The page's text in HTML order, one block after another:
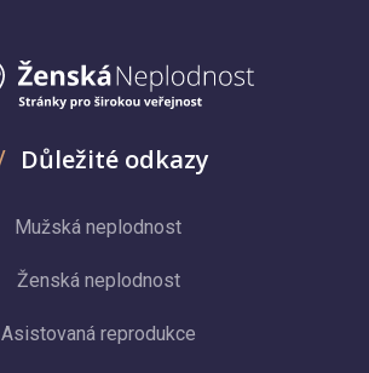
Důležité odkazy
Mužská neplodnost
Ženská neplodnost
Asistovaná reprodukce